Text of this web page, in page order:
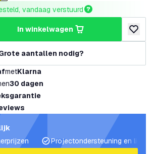
vandaag verstuurd
hoeveelheid
in winkelwagen
aantallen nodig?
metKlarna
30 dagen
Projectondersteuning en